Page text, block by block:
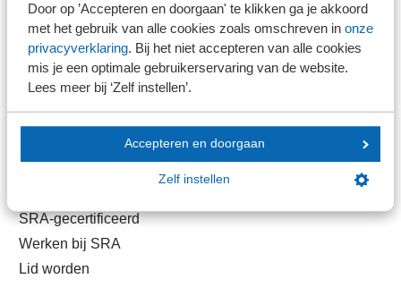
Door op ’Accepteren en doorgaan' te klikken ga je akkoord
met het gebruik van alle cookies zoals omschreven in onze
privacyverklaring. Bij het niet accepteren van alle cookies
mis je een optimale gebruikerservaring van de website.
Lees meer bij ‘Zelf instellen’.
Accepteren en doorgaan
Zelf instellen
Branche in Zicht
Dossiers
Kantoorvinder
Nieuwsbank
SRA-gecertificeerd
Werken bij SRA
Lid worden